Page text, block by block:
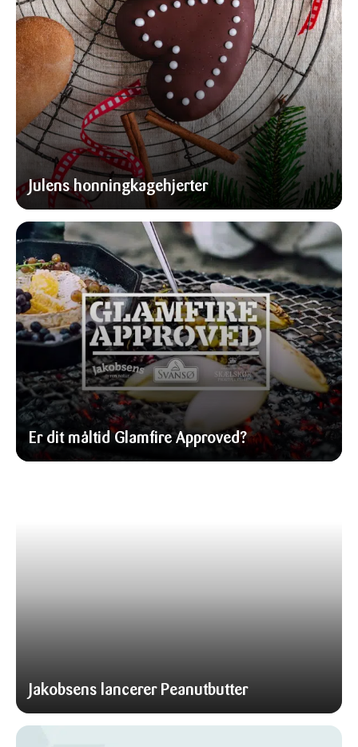
Julens honningkagehjerter
Er dit måltid Glamfire Approved?
Jakobsens lancerer Peanutbutter